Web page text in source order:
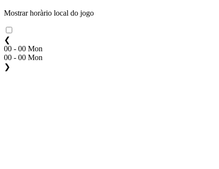
Mostrar horàrio local do jogo
❮
00 - 00 Mon
00 - 00 Mon
❯